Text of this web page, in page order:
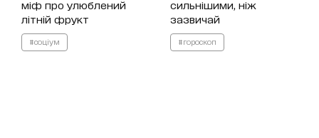
міф про улюблений
літній фрукт
#соціум
сильнішими, ніж
зазвичай
#гороскоп